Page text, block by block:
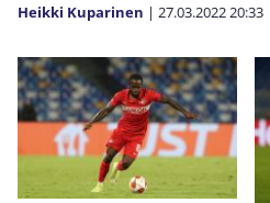
Heikki Kuparinen | 27.03.202220:33